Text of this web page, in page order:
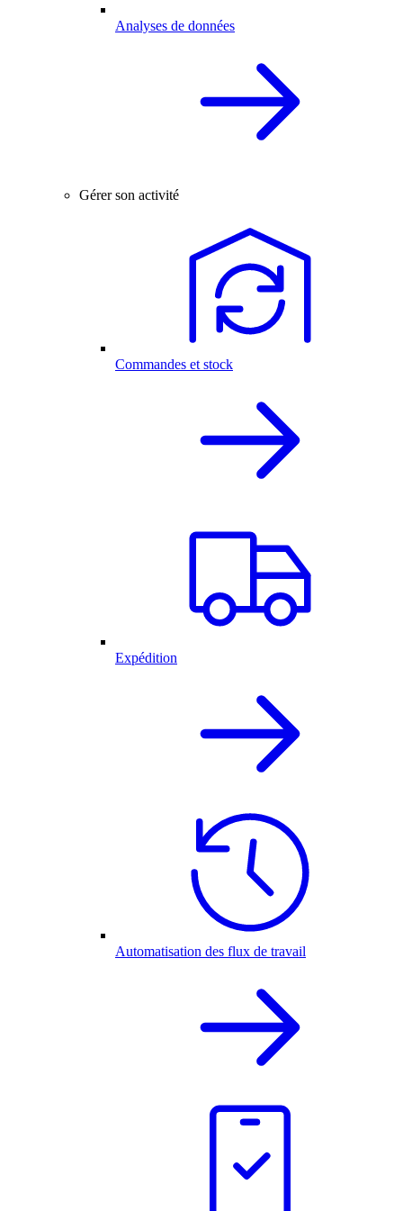
Analyses de données
Gérer son activité
Commandes et stock
Expédition
Automatisation des flux de travail